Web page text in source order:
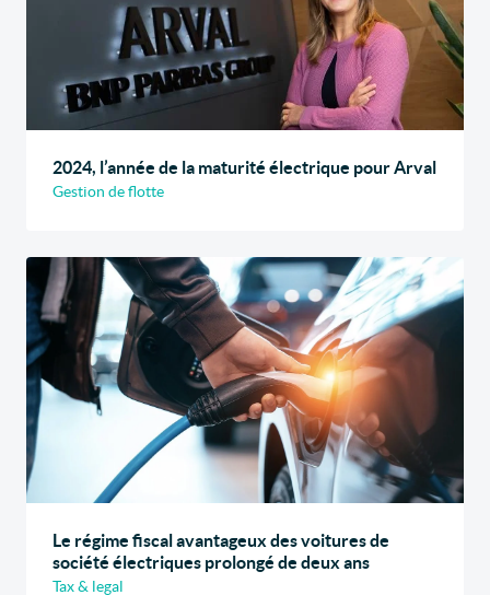
2024, l’année de la maturité électrique pour Arval
Gestion de flotte
Le régime fiscal avantageux des voitures de
société électriques prolongé de deux ans
Tax & legal